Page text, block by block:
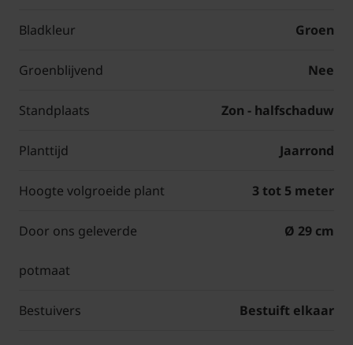
Bladkleur Groen
Groenblijvend Nee
Standplaats Zon - halfschaduw
Planttijd Jaarrond
Hoogte volgroeide plant 3 tot 5 meter
Door ons geleverde
potmaat
Ø 29 cm
Bestuivers Bestuift elkaar